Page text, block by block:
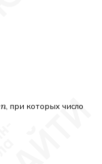
n
n, при которых число